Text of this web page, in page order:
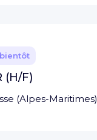
(H/F)
(Alpes-Maritimes)